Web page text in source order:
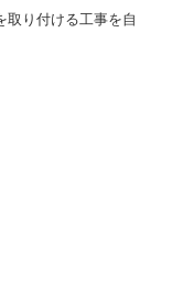
取り付ける工事を自